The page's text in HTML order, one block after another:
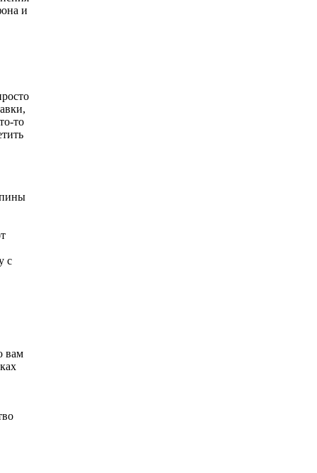
и
то
с
вам